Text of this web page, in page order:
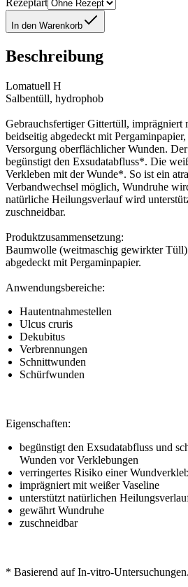
Rezeptart
In den Warenkorb
Beschreibung
Lomatuell H
Salbentüll, hydrophob
Gebrauchsfertiger Gittertüll, imprägniert
beidseitig abgedeckt mit
Versorgung oberflächlicher Wunden.
begünstigt den Exsudatabfluss*. Die
Verkleben mit der Wunde*. So ist ein
Verbandwechsel möglich, Wundruhe
natürliche Heilungsverlauf wird
zuschneidbar.
Produktzusammensetzung:
Baumwolle (weitmaschig gewirkter
abgedeckt mit Pergaminpapier.
Anwendungsbereiche:
Hautentnahmestellen
Ulcus cruris
Dekubitus
Verbrennungen
Schnittwunden
Schürfwunden
Eigenschaften:
begünstigt den Exsudatabfluss und
Wunden vor Verklebungen
verringertes Risiko einer
imprägniert mit weißer Vaseline
unterstützt natürlichen
gewährt Wundruhe
zuschneidbar
* Basierend auf In-vitro-Untersuchungen.